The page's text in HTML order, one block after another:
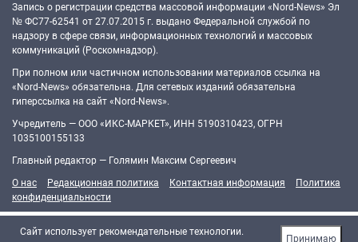
Запись о регистрации средства массовой информации «Nord-News» Эл
№ ФС77-62541 от 27.07.2015 г. выдано Федеральной службой по
надзору в сфере связи, информационных технологий и массовых
коммуникаций (Роскомнадзор).
При полном или частичном использовании материалов ссылка на
«Nord-News» обязательна. Для сетевых изданий обязательна
гиперссылка на сайт «Nord-News».
Учредитель — ООО «ИКС-МАРКЕТ», ИНН 5190310423, ОГРН
1035100155133
Главный редактор — Голямин Максим Сергеевич
О нас
Редакционная политика Контактная информация
Политика
конфиденциальности
Cайт использует рекомендательные технологии.
Принимаю